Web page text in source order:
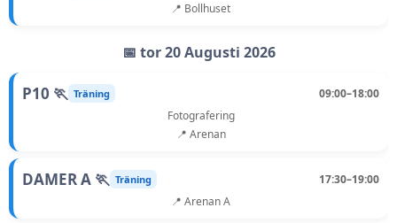
📍 Bollhuset
📅 tor 20 Augusti 2026
P10 🏃 Träning
09:00–18:00
Fotografering
📍 Arenan
DAMER A 🏃 Träning
17:30–19:00
📍 Arenan A